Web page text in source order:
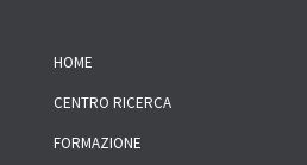
HOME
CENTRO RICERCA
FORMAZIONE